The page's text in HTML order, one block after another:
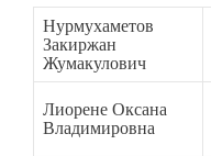
Нурмухаметов
Закиржан
Жумакулович
Лиорене Оксана
Владимировна